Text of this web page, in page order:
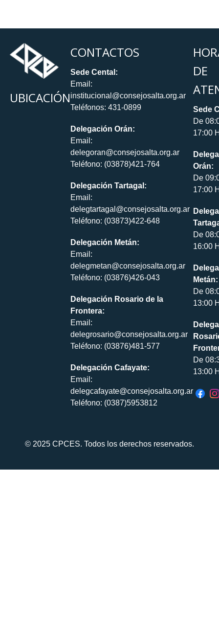
UBICACIÓN
CONTACTOS
Sede Cental:
Email:
institucional@consejosalta.org.ar
Teléfonos: 431-0899
Delegación Orán:
Email:
delegoran@consejosalta.org.ar
Teléfono: (03878)421-764
Delegación Tartagal:
Email:
delegtartagal@consejosalta.org.ar
Teléfono: (03873)422-648
Delegación Metán:
Email:
delegmetan@consejosalta.org.ar
Teléfono: (03876)426-043
Delegación Rosario de la
Frontera:
Email:
delegrosario@consejosalta.org.ar
Teléfono: (03876)481-577
Delegación Cafayate:
Email:
delegcafayate@consejosalta.org.ar
Teléfono: (0387)5953812
DE
Sede
De
17:00
Orán:
De
17:00
De
16:00
Metán:
De
13:00
De
13:00
© 2025 CPCES. Todos los derechos reservados.